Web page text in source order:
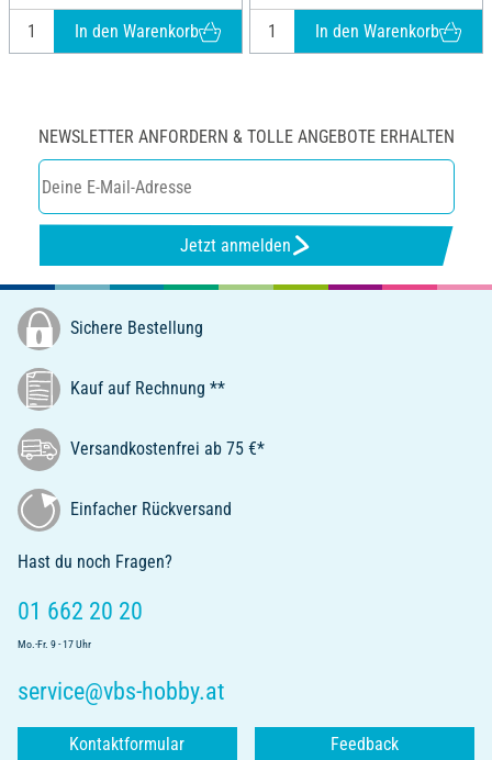
In den Warenkorb In den Warenkorb
NEWSLETTER ANFORDERN & TOLLE ANGEBOTE ERHALTEN
Jetzt anmelden
Sichere Bestellung
Kauf auf Rechnung **
Versandkostenfrei ab 75 €*
Einfacher Rückversand
Hast du noch Fragen?
01 662 20 20
Mo.-Fr. 9 - 17 Uhr
service@vbs-hobby.at
Kontaktformular Feedback